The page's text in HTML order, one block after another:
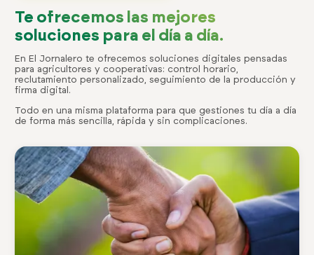
Te ofrecemos las mejores
soluciones para el día a día.
En El Jornalero te ofrecemos soluciones digitales pensadas
para agricultores y cooperativas: control horario,
reclutamiento personalizado, seguimiento de la producción y
firma digital.
Todo en una misma plataforma para que gestiones tu día a día
de forma más sencilla, rápida y sin complicaciones.